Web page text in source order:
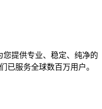
提供专业、稳定、纯净的
已服务全球数百万用户。